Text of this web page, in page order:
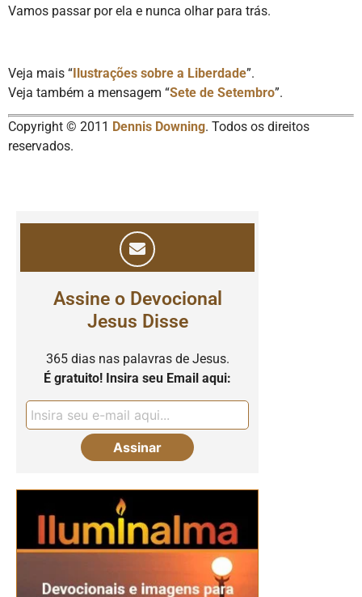
Vamos passar por ela e nunca olhar para trás.
Veja mais “Ilustrações sobre a Liberdade”.
Veja também a mensagem “Sete de Setembro”.
Copyright © 2011 Dennis Downing. Todos os direitos
reservados.
Assine o Devocional
Jesus Disse
365 dias nas palavras de Jesus.
É gratuito! Insira seu Email aqui: